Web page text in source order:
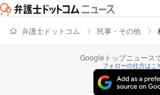
弁護士ドットコム 民事・その他
Googleトップニュース
フォローの仕方はこ